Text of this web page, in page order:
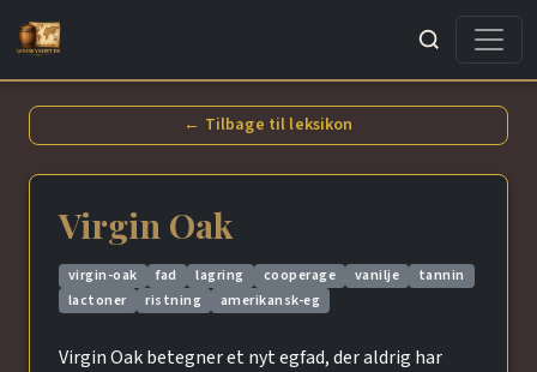
Søg
← Tilbage til leksikon
Virgin Oak
virgin-oak fad lagring cooperage vanilje
tannin
lactoner
ristning amerikansk-eg
Virgin Oak betegner et nyt egfad, der aldrig har